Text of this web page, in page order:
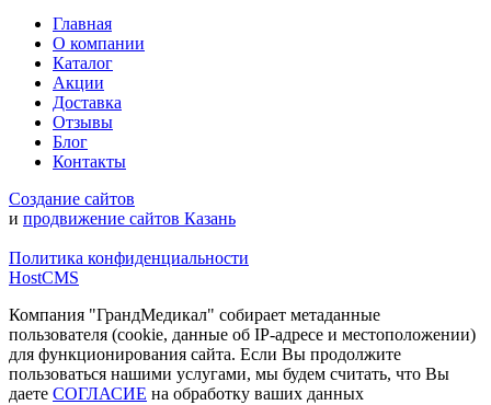
Главная
О компании
Каталог
Акции
Доставка
Отзывы
Блог
Контакты
Создание сайтов
и продвижение сайтов Казань
Политика конфиденциальности
HostCMS
Компания "ГрандМедикал" собирает метаданные
пользователя (cookie, данные об IP-адресе и местоположении)
для функционирования сайта. Если Вы продолжите
пользоваться нашими услугами, мы будем считать, что Вы
даете СОГЛАСИЕ на обработку ваших данных